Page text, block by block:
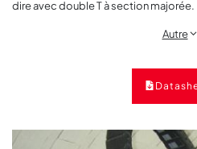
dire avec double T à section majorée.
Autre